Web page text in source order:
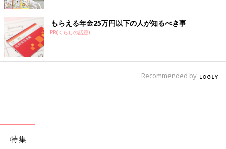
もらえる年金25万円以下の人が知るべき事
PR(くらしの話題)
Recommended by
特集